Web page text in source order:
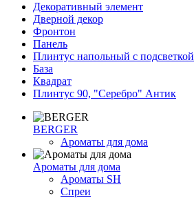
Декоративный элемент
Дверной декор
Фронтон
Панель
Плинтус напольный с подсветкой
База
Квадрат
Плинтус 90, "Серебро" Антик
BERGER
Ароматы для дома
Ароматы для дома
Ароматы SH
Спреи